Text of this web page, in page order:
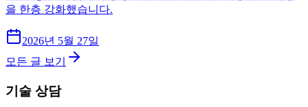
을 한층 강화했습니다.
2026년 5월 27일
모든 글 보기
기술 상담